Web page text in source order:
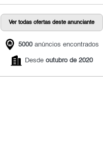
Ver todas ofertas deste anunciante
5000anúncios encontrados
Desde outubro de 2020